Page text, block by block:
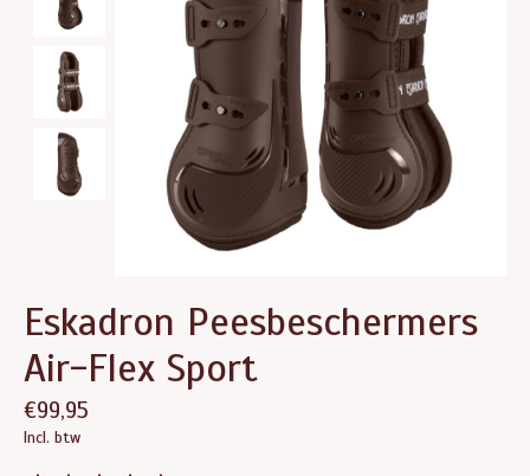
Eskadron Peesbeschermers
Air-Flex Sport
€99,95
Incl. btw